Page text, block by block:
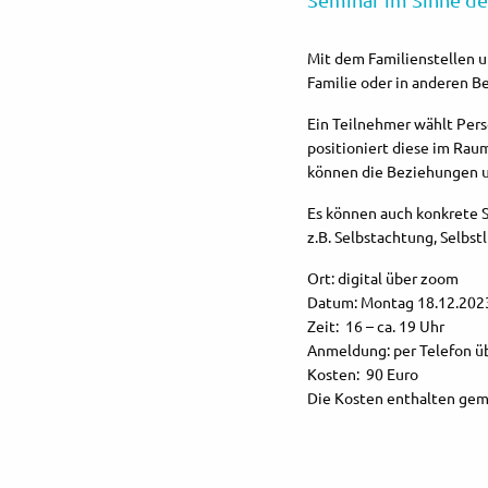
Mit dem Familienstellen
Familie oder in anderen
Ein Teilnehmer wählt
positioniert diese im
können die Beziehungen
Es können auch
z.B. Selbstachtung,
Ort: digital über zoom
Datum: Montag
Zeit: 16 – ca. 19 Uhr
Anmeldung: per Telefon
Kosten: 90 Euro
Die Kosten enthalten